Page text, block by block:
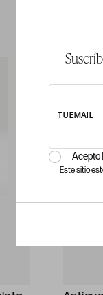
TU EMAIL
Acepto
Este sitio